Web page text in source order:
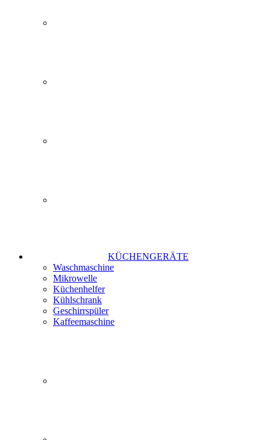
KÜCHENGERÄTE
Waschmaschine
Mikrowelle
Küchenhelfer
Kühlschrank
Geschirrspüler
Kaffeemaschine